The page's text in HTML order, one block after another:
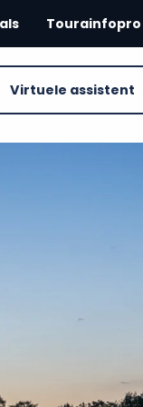
Virtuele assistent
Tourainfopro